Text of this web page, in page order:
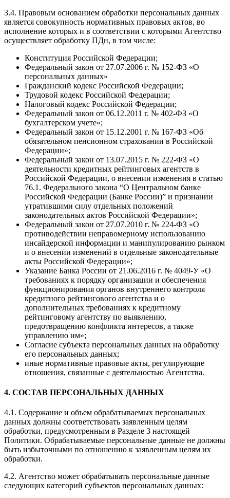
3.4. Правовым основанием обработки персональных данных
является совокупность нормативных правовых актов, во
исполнение которых и в соответствии с которыми Агентство
осуществляет обработку ПДн, в том числе:
Конституция Российской Федерации;
Федеральный закон от 27.07.2006 г. № 152-ФЗ «О
персональных данных»
Гражданский кодекс Российской Федерации;
Трудовой кодекс Российской Федерации;
Налоговый кодекс Российской Федерации;
Федеральный закон от 06.12.2011 г. № 402-ФЗ «О
бухгалтерском учете»;
Федеральный закон от 15.12.2001 г. № 167-ФЗ «Об
обязательном пенсионном страховании в Российской
Федерации»;
Федеральный закон от 13.07.2015 г. № 222-ФЗ «О
деятельности кредитных рейтинговых агентств в
Российской Федерации, о внесении изменения в статью
76.1. Федерального закона “О Центральном банке
Российской Федерации (Банке России)” и признании
утратившими силу отдельных положений
законодательных актов Российской Федерации»;
Федеральный закон от 27.07.2010 г. № 224-ФЗ «О
противодействии неправомерному использованию
инсайдерской информации и манипулированию рынком
и о внесении изменений в отдельные законодательные
акты Российской Федерации»;
Указание Банка России от 21.06.2016 г. № 4049-У «О
требованиях к порядку организации и обеспечения
функционирования органов внутреннего контроля
кредитного рейтингового агентства и о
дополнительных требованиях к кредитному
рейтинговому агентству по выявлению,
предотвращению конфликта интересов, а также
управлению им»;
Согласие субъекта персональных данных на обработку
его персональных данных;
иные нормативные правовые акты, регулирующие
отношения, связанные с деятельностью Агентства.
4. СОСТАВ ПЕРСОНАЛЬНЫХ ДАННЫХ
4.1. Содержание и объем обрабатываемых персональных
данных должны соответствовать заявленным целям
обработки, предусмотренным в Разделе 3 настоящей
Политики. Обрабатываемые персональные данные не должны
быть избыточными по отношению к заявленным целям их
обработки.
4.2. Агентство может обрабатывать персональные данные
следующих категорий субъектов персональных данных: